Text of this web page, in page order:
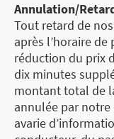
Annulation/
Tout retard de
après l’horaire
réduction du prix
dix minutes
montant total de
annulée par notre
avarie